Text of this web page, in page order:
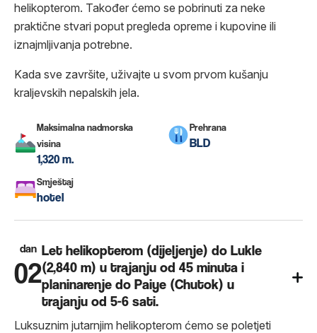
helikopterom. Također ćemo se pobrinuti za neke
praktične stvari poput pregleda opreme i kupovine ili
iznajmljivanja potrebne.
Kada sve završite, uživajte u svom prvom kušanju
kraljevskih nepalskih jela.
Maksimalna nadmorska
visina
1,320 m.
Prehrana
BLD
Smještaj
hotel
dan
02
Let helikopterom (dijeljenje) do Lukle
(2,840 m) u trajanju od 45 minuta i
planinarenje do Paiye (Chutok) u
trajanju od 5-6 sati.
Luksuznim jutarnjim helikopterom ćemo se poletjeti